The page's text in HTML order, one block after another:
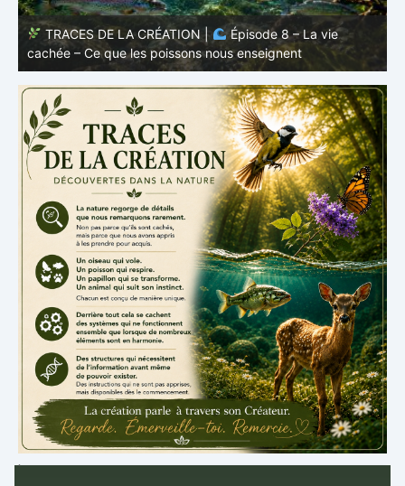
TRACES DE LA CRÉATION |
Épisode 7: La vie cachée
– Pourquoi les poissons restent des poissons
.